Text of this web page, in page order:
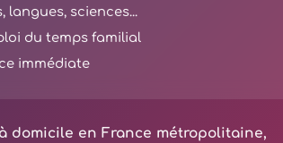
langues, sciences...
du temps familial
immédiate
domicile en France métropolitaine,